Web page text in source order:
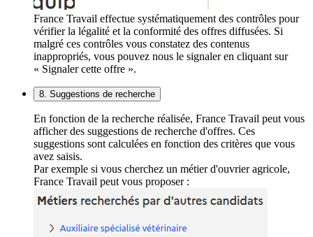
France Travail effectue systématiquement des contrôles pour
vérifier la légalité et la conformité des offres diffusées. Si
malgré ces contrôles vous constatez des contenus
inappropriés, vous pouvez nous le signaler en cliquant sur
« Signaler cette offre ».
8. Suggestions de recherche
En fonction de la recherche réalisée, France Travail peut vous
afficher des suggestions de recherche d'offres. Ces
suggestions sont calculées en fonction des critères que vous
avez saisis.
Par exemple si vous cherchez un métier d'ouvrier agricole,
France Travail peut vous proposer :